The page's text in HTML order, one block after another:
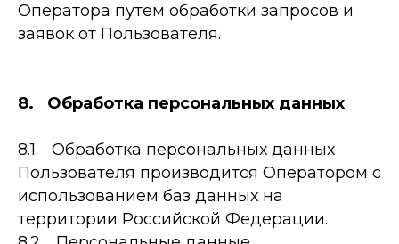
Оператора путем обработки запросов и
заявок от Пользователя.
8. Обработка персональных данных
8.1. Обработка персональных данных
Пользователя производится Оператором с
использованием баз данных на
территории Российской Федерации.